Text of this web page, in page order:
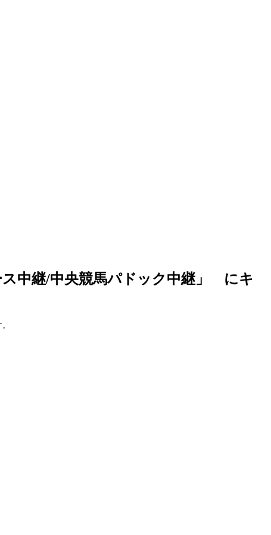
中継/中央競馬パドック中継」 にキ